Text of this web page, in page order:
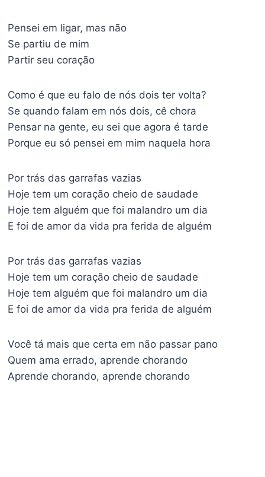
Pensei em ligar, mas não
Se partiu de mim
Partir seu coração
Como é que eu falo de nós dois ter volta?
Se quando falam em nós dois, cê chora
Pensar na gente, eu sei que agora é tarde
Porque eu só pensei em mim naquela hora
Por trás das garrafas vazias
Hoje tem um coração cheio de saudade
Hoje tem alguém que foi malandro um dia
E foi de amor da vida pra ferida de alguém
Por trás das garrafas vazias
Hoje tem um coração cheio de saudade
Hoje tem alguém que foi malandro um dia
E foi de amor da vida pra ferida de alguém
Você tá mais que certa em não passar pano
Quem ama errado, aprende chorando
Aprende chorando, aprende chorando